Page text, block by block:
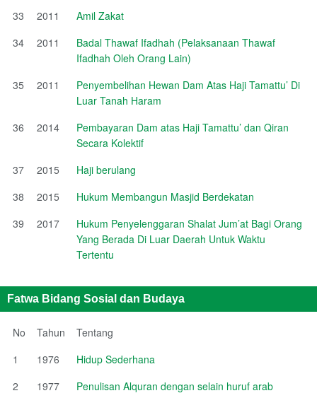
33 2011
Amil Zakat
34
2011
Badal Thawaf Ifadhah (Pelaksanaan Thawaf
Ifadhah Oleh Orang Lain)
35
2011
Penyembelihan Hewan Dam Atas Haji Tamattu’ Di
Luar Tanah Haram
36
2014
Pembayaran Dam atas Haji Tamattu’ dan Qiran
Secara Kolektif
37
2015
Haji berulang
38
2015
Hukum Membangun Masjid Berdekatan
39
2017
Hukum Penyelenggaran Shalat Jum’at Bagi Orang
Yang Berada Di Luar Daerah Untuk Waktu
Tertentu
Fatwa Bidang Sosial dan Budaya
No Tahun
Tentang
1
1976
Hidup Sederhana
2
1977
Penulisan Alquran dengan selain huruf arab